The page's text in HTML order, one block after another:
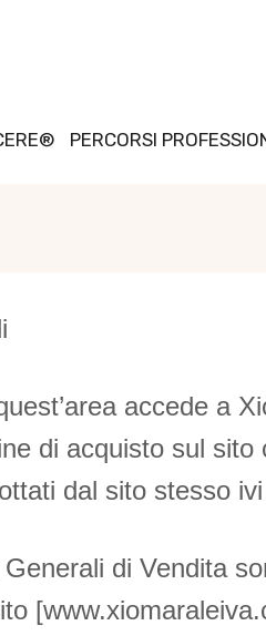
PERCORSI
accede a
di acquisto sul
dal sito stesso
di Vendita